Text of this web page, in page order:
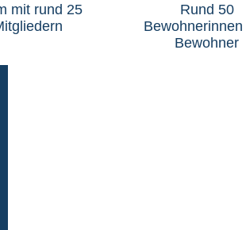
mit rund 25
Rund 50
Bewohnerinnen
Bewohner